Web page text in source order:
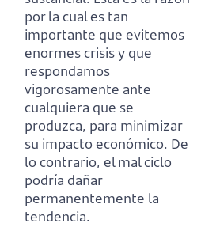
por la cual es tan
importante que evitemos
enormes crisisy que
respondamos
vigorosamente ante
cualquiera que se
produzca, para minimizar
su impacto económico. De
lo contrario, el mal ciclo
podría dañar
permanentemente la
tendencia.